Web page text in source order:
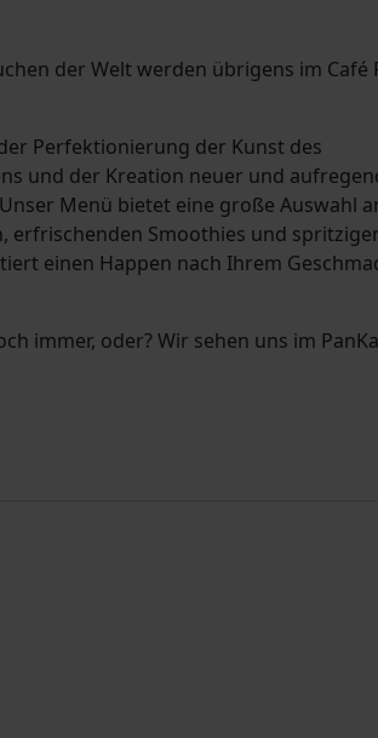
der Welt werden übrigens im Café
Perfektionierung der Kunst des
und der Kreation neuer und
Menü bietet eine große Auswahl
erfrischenden Smoothies und
einen Happen nach Ihrem
immer, oder? Wir sehen uns im